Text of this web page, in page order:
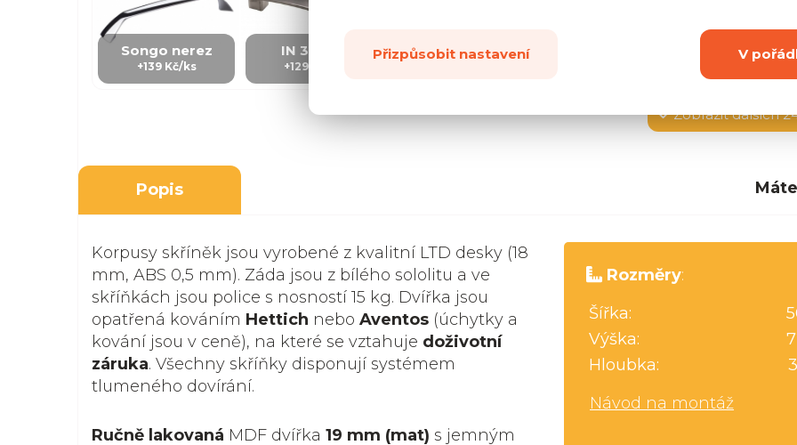
Songo nerez
+139 Kč/ks
IN 3 - kov
+129 Kč/Ks
Zobrazitdalších
Popis
Rozměry:
Šířka:
Výška:
Hloubka:
Návod na montáž
Korpusy skříněk jsou vyrobené z kvalitní LTD desky (18
mm, ABS 0,5 mm). Záda jsou z bílého sololitu a ve
skříňkách jsou police s nosností 15 kg. Dvířka jsou
opatřená kováním Hettich nebo Aventos (úchytky a
kování jsou v ceně), na které se vztahuje doživotní
záruka. Všechny skříňky disponují systémem
tlumeného dovírání.
Ručně lakovaná MDF dvířka 19 mm (mat) s jemným
Přizpůsobit nastavení V